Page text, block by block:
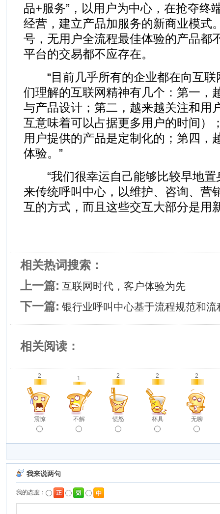
品+服务”，以用户为中心，在抢夺终
经营，建立产品加服务的新商业模式
号，无用户全流程最佳体验的产品都
平台的交易都不应存在。
“目前几乎所有的企业都在向互联
们理解的互联网精神有几个：第一，
与产品设计；第二，越来越关注和用
互意味着可以占据更多用户的时间）
用户提供的产品是定制化的；第四，
体验。”
“我们很幸运自己能够比较早地置
来传统呼叫中心，以维护、咨询、营
互的方式，而且这些交互大部分是用
相关热词搜索：
上一篇: 互联网时代，客户体验为先
下一篇: 银行业呼叫中心基于流程规范和
相关阅读：
2
震惊
1
不解
2
愤怒
2
杯具
2
无聊